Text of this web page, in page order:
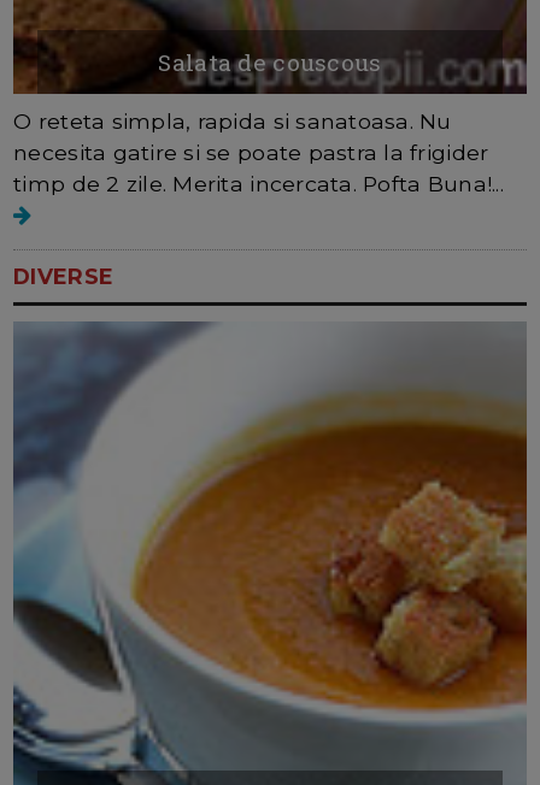
Salata de couscous
O reteta simpla, rapida si sanatoasa. Nu
necesita gatire si se poate pastra la frigider
timp de 2 zile. Merita incercata. Pofta Buna!...
DIVERSE